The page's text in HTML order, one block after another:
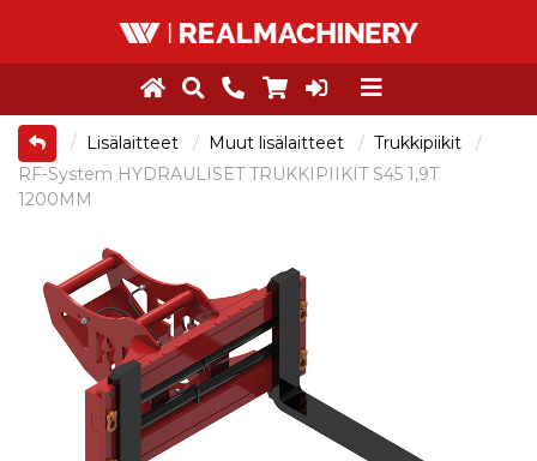
Lisälaitteet Muut lisälaitteet
Trukkipiikit
RF-System HYDRAULISET TRUKKIPIIKIT S45 1,9T
1200MM